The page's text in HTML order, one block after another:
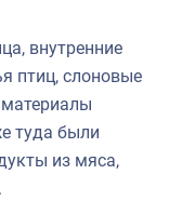
внутренние
птиц, слоновые
материалы
туда были
из мяса,